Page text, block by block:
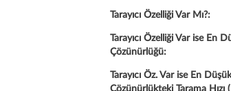
Tarayıcı Özelliği Var Mı?:
Tarayıcı Özelliği Var ise En
Çözünürlüğü:
Tarayıcı Öz. Var ise En Düşük
Çözünürlükteki Tarama Hızı